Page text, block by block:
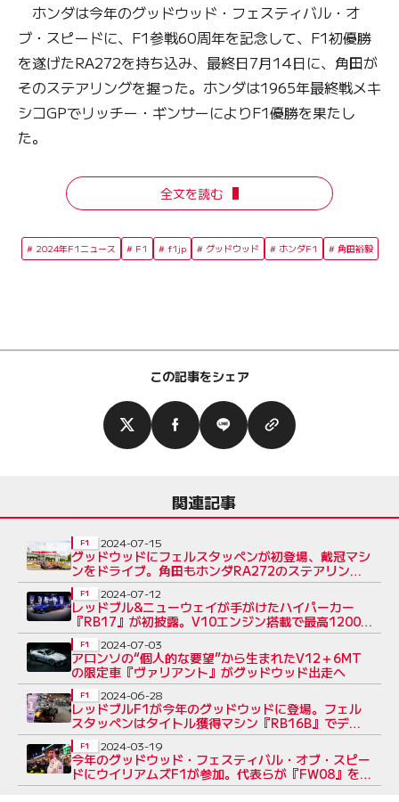
ホンダは今年のグッドウッド・フェスティバル・オ
ブ・スピードに、F1参戦60周年を記念して、F1初優勝
を遂げたRA272を持ち込み、最終日7月14日に、角田が
そのステアリングを握った。ホンダは1965年最終戦メキ
シコGPでリッチー・ギンサーによりF1優勝を果たし
た。
全文を読む
2024年F1ニュース F1 f1jp グッドウッド ホンダF1 角田裕毅
この記事をシェア
関連記事
グッドウッドにフェルスタッペンが初登場、戴冠マシ
ンをドライブ。角田もホンダRA272のステアリング
を握る
F1 2024-07-15
レッドブル&ニューウェイが手がけたハイパーカー
『RB17』が初披露。V10エンジン搭載で最高1200
馬力
F1 2024-07-12
アロンソの“個人的な要望”から生まれたV12＋6MT
の限定車『ヴァリアント』がグッドウッド出走へ
F1 2024-07-03
レッドブルF1が今年のグッドウッドに登場。フェル
スタッペンはタイトル獲得マシン『RB16B』でデモ
ランを実施へ
F1 2024-06-28
今年のグッドウッド・フェスティバル・オブ・スピー
ドにウイリアムズF1が参加。代表らが『FW08』をド
ライブへ
F1 2024-03-19